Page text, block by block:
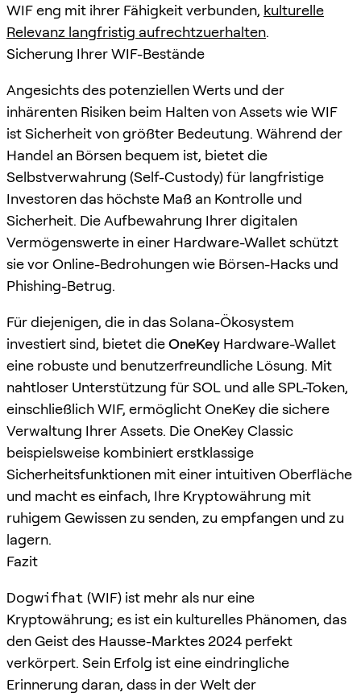
WIF eng mit ihrer Fähigkeit verbunden, kulturelle
Relevanz langfristig aufrechtzuerhalten.
Sicherung Ihrer WIF-Bestände
Angesichts des potenziellen Werts und der
inhärenten Risiken beim Halten von Assets wie WIF
ist Sicherheit von größter Bedeutung. Während der
Handel an Börsen bequem ist, bietet die
Selbstverwahrung (Self-Custody) für langfristige
Investoren das höchste Maß an Kontrolle und
Sicherheit. Die Aufbewahrung Ihrer digitalen
Vermögenswerte in einer Hardware-Wallet schützt
sie vor Online-Bedrohungen wie Börsen-Hacks und
Phishing-Betrug.
Für diejenigen, die in das Solana-Ökosystem
investiert sind, bietet dieOneKey Hardware-Wallet
eine robuste und benutzerfreundliche Lösung. Mit
nahtloser Unterstützung für SOL und alle SPL-Token,
einschließlich WIF, ermöglicht OneKey die sichere
Verwaltung Ihrer Assets. Die OneKey Classic
beispielsweise kombiniert erstklassige
Sicherheitsfunktionen mit einer intuitiven Oberfläche
und macht es einfach, Ihre Kryptowährung mit
ruhigem Gewissen zu senden, zu empfangen und zu
lagern.
Fazit
Dogwifhat (WIF) ist mehr als nur eine
Kryptowährung; es ist ein kulturelles Phänomen, das
den Geist des Hausse-Marktes 2024 perfekt
verkörpert. Sein Erfolg ist eine eindringliche
Erinnerung daran, dass in der Welt der